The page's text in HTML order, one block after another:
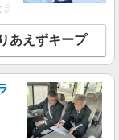
フロアの巡回や安
払い有/週払い有/交
細を見る
市岩槻区・久喜市・
あえずキープ